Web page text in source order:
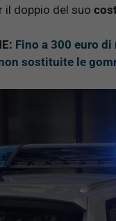
il doppio del suo
Fino a 300 euro
sostituite le